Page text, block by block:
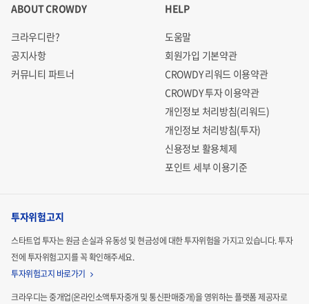
ABOUT CROWDY
크라우디란?
공지사항
커뮤니티 파트너
HELP
도움말
회원가입 기본약관
CROWDY 리워드 이용약관
CROWDY 투자 이용약관
개인정보 처리방침(리워드)
개인정보 처리방침(투자)
신용정보 활용체제
포인트 세부 이용기준
투자위험고지
스타트업 투자는 원금 손실과 유동성 및 현금성에 대한 투자위험을 가지고 있습니다.투자
전에 투자위험고지를 꼭 확인해주세요.
투자위험고지 바로가기
크라우디는 중개업(온라인소액투자중개 및 통신판매중개)을 영위하는 플랫폼 제공자로